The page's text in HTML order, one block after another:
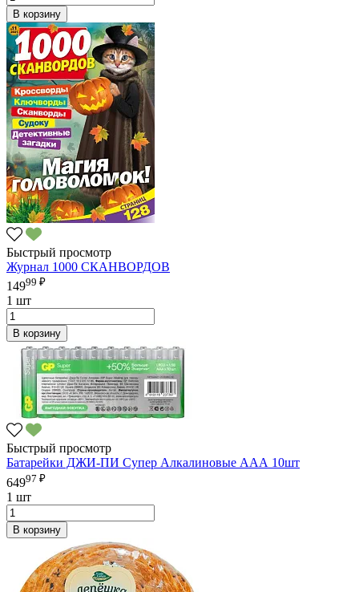
В корзину
Быстрый просмотр
Журнал 1000 СКАНВОРДОВ
14999 ₽
1 шт
В корзину
Быстрый просмотр
Батарейки ДЖИ-ПИ Супер Алкалиновые АAА 10шт
64997 ₽
1 шт
В корзину